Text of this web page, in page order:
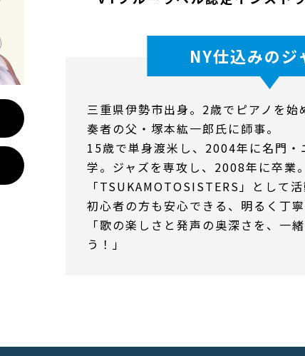
NY仕込みのジ
三重県伊勢市出身。2歳でピアノを
奏者の父・塚本紘一郎氏に師事。
15歳で単身渡米し、2004年に名門・
学。ジャズを専攻し、2008年に卒業
「TSUKAMOTOSISTERS」として活
初心者の方も安心できる、明るく丁寧
「歌の楽しさと発声の奥深さを、一
う！」